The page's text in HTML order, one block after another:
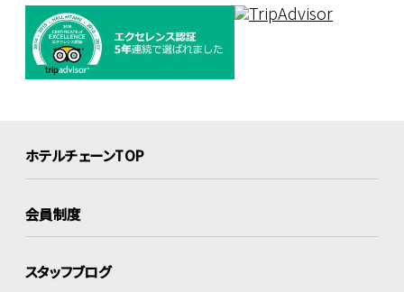
ホテルチェーンTOP
会員制度
スタッフブログ